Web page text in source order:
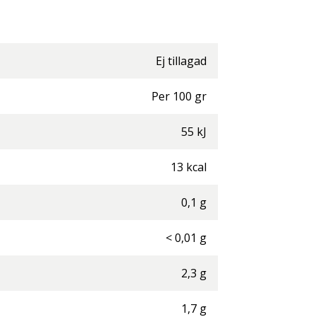
Ej tillagad
Per 100 gr
55 kJ
13 kcal
0,1 g
<0,01 g
2,3 g
1,7 g